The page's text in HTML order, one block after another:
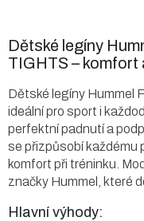
Dětské legíny
TIGHTS – komfort
Dětské legíny Hummel
ideální pro sport i
perfektní padnutí a
se přizpůsobí každému
komfort při tréninku.
značky Hummel, které
Hlavní výhody: